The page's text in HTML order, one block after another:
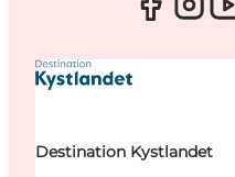
Destination Kystlandet